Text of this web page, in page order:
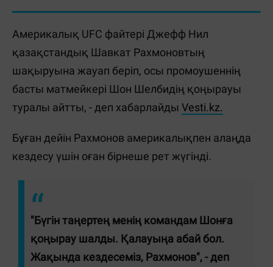
Америкалық UFC файтері Джефф Нил
қазақстандық Шавкат Рахмоновтың
шақыруына жауап беріп, осы промоушеннің
басты матмейкері Шон Шелбидің қоңырауы
туралы айтты, - деп хабарлайды Vesti.kz.
Бұған дейін Рахмонов америкалықпен алаңда
кездесу үшін оған бірнеше рет жүгінді.
"Бүгін таңертең менің командам Шонға
қоңырау шалды. Қалауыңа абай бол.
Жақында кездесеміз, Рахмонов", - деп